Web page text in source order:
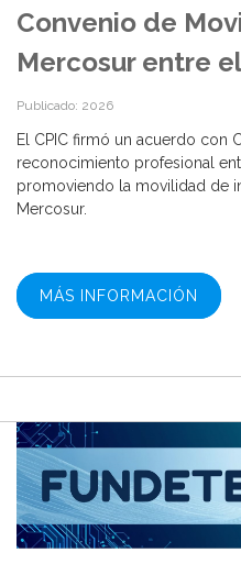
Convenio de
Mercosur entre el
Publicado: 2026
El CPIC firmó un acuerdo con
reconocimiento profesional
promoviendo la movilidad de
Mercosur.
MÁS INFORMACIÓN